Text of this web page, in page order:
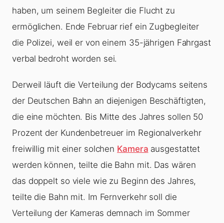
haben, um seinem Begleiter die Flucht zu
ermöglichen. Ende Februar rief ein Zugbegleiter
die Polizei, weil er von einem 35-jährigen Fahrgast
verbal bedroht worden sei.
Derweil läuft die Verteilung der Bodycams seitens
der Deutschen Bahn an diejenigen Beschäftigten,
die eine möchten. Bis Mitte des Jahres sollen 50
Prozent der Kundenbetreuer im Regionalverkehr
freiwillig mit einer solchen Kamera ausgestattet
werden können, teilte die Bahn mit. Das wären
das doppelt so viele wie zu Beginn des Jahres,
teilte die Bahn mit. Im Fernverkehr soll die
Verteilung der Kameras demnach im Sommer